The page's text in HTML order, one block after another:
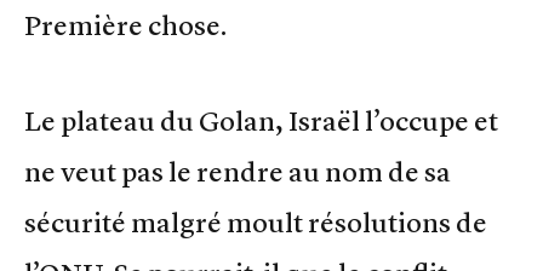
Première chose.
Le plateau du Golan, Israël l’occupe et
ne veut pas le rendre au nom de sa
sécurité malgré moult résolutions de